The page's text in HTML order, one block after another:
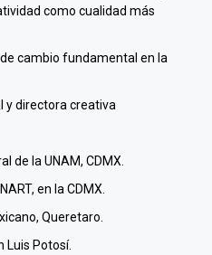
como cualidad más
cambio fundamental en la
y directora creativa
de la UNAM, CDMX.
en la CDMX.
Queretaro.
Luis Potosí.